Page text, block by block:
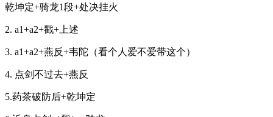
乾坤定+骑龙1段+处决挂火
2. a1+a2+戳+上述
3. a1+a2+燕反+韦陀（看个人爱不爱带这个）
4. 点剑不过去+燕反
5.药茶破防后+乾坤定